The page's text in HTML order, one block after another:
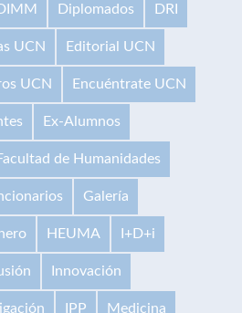
Diplomados DRI
UCN Editorial UCN
UCN Encuéntrate UCN
Ex-Alumnos
de Humanidades
Galería
HEUMA I+D+i
Innovación
IPP Medicina